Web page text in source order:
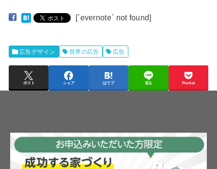
[`evernote` not found]
広告デザイン 世界の広告 広告
ポスト シェア はてブ 送る Pocket